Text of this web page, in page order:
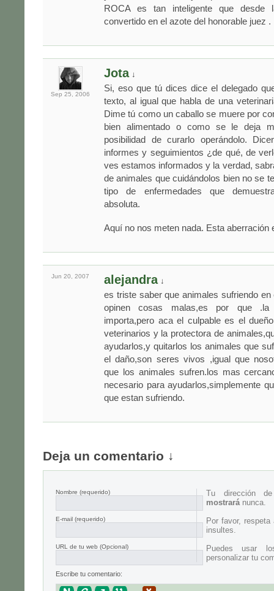
ROCA es tan inteligente que
convertido en el azote del honorable juez .
Sep 25, 2006
Jota↓
Si, eso que tú dices dice el delegado
texto, al igual que habla de una
Dime tú como un caballo se muere por
bien alimentado o como se le deja
posibilidad de curarlo operándolo.
informes y seguimientos ¿de qué, de
ves estamos informados y la verdad,
de animales que cuidándolos bien no se
tipo de enfermedades que
absoluta.
Aquí no nos meten nada. Esta aberración
Jun 20, 2007 alejandra↓
es triste saber que animales sufriendo en
opinen cosas malas,es por que
importa,pero aca el culpable es el
veterinarios y la protectora de
ayudarlos,y quitarlos los animales que
el daño,son seres vivos ,igual que
que los animales sufren.los mas
necesario para ayudarlos,simplemente
que estan sufriendo.
Deja un comentario ↓
Nombre (requerido)
E-mail (requerido)
URL de tu web (Opcional)
Tu dirección
mostrará nunca.
Por favor,
insultes.
Puedes usar
personalizar tu
Escribe tu comentario: